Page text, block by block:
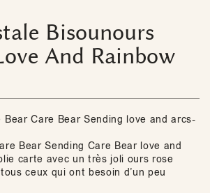
Bisounours
And Rainbow
Care Bear Sending love and arcs-
Bear Sending Care Bear love and
carte avec un très joli ours rose
ceux qui ont besoin d’un peu